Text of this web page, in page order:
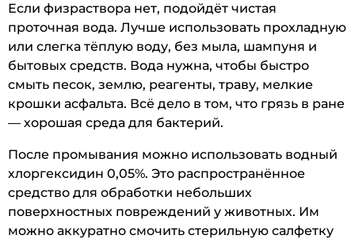
Если физраствора нет, подойдёт чистая
проточная вода. Лучше использовать прохладную
или слегка тёплую воду, без мыла, шампуня и
бытовых средств. Вода нужна, чтобы быстро
смыть песок, землю, реагенты, траву, мелкие
крошки асфальта. Всё дело в том, что грязь в ране
— хорошая среда для бактерий.
После промывания можно использовать водный
хлоргексидин 0,05%. Это распространённое
средство для обработки небольших
поверхностных повреждений у животных. Им
можно аккуратно смочить стерильную салфетку